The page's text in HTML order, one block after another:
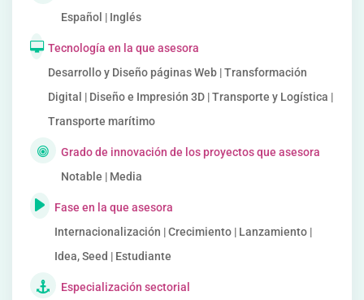
Español | Inglés
Tecnología en la que asesora
Desarrollo y Diseño páginas Web | Transformación
Digital | Diseño e Impresión 3D | Transporte y Logística |
Transporte marítimo
Grado de innovación de los proyectos que asesora
Notable | Media
Fase en la que asesora
Internacionalización | Crecimiento | Lanzamiento |
Idea, Seed | Estudiante
Especialización sectorial